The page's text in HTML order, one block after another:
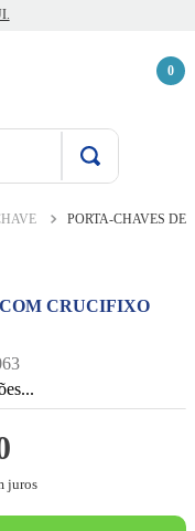
0
PORTA-CHAVES DE
CRUCIFIXO
juros
chagas
miguel